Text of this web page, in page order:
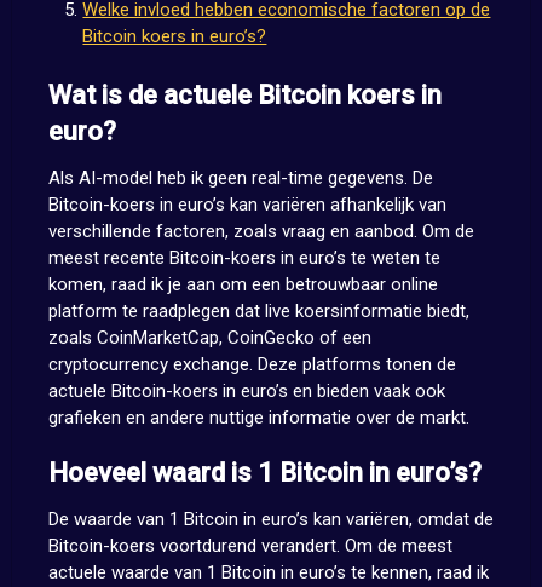
Welke invloed hebben economische factoren op de
Bitcoin koers in euro’s?
Wat is de actuele Bitcoin koers in
euro?
Als AI-model heb ik geen real-time gegevens. De
Bitcoin-koers in euro’s kan variëren afhankelijk van
verschillende factoren, zoals vraag en aanbod. Om de
meest recente Bitcoin-koers in euro’s te weten te
komen, raad ik je aan om een betrouwbaar online
platform te raadplegen dat live koersinformatie biedt,
zoals CoinMarketCap, CoinGecko of een
cryptocurrency exchange. Deze platforms tonen de
actuele Bitcoin-koers in euro’s en bieden vaak ook
grafieken en andere nuttige informatie over de markt.
Hoeveel waard is 1 Bitcoin in euro’s?
De waarde van 1 Bitcoin in euro’s kan variëren, omdat de
Bitcoin-koers voortdurend verandert. Om de meest
actuele waarde van 1 Bitcoin in euro’s te kennen, raad ik